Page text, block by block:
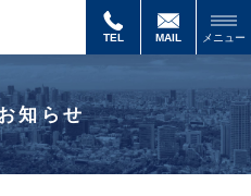
TEL MAIL メニュー
知らせ